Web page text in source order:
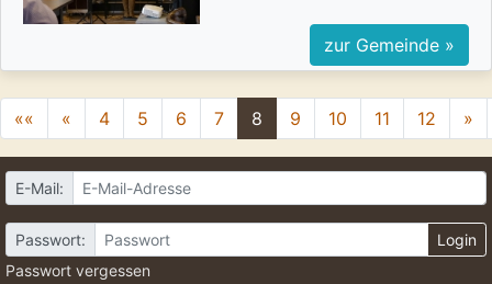
zur Gemeinde »
«« « 4 5 6 7 8 9 10 11 12 »
E-Mail:
Passwort:
Login
Passwort vergessen